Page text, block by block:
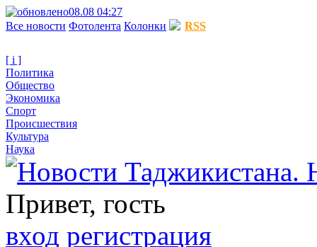
08.08 04:27
Все новости Фотолента Колонки RSS
[ i ]
Политика
Общество
Экономика
Спорт
Происшествия
Культура
Наука
Привет, гость
вход регистрация